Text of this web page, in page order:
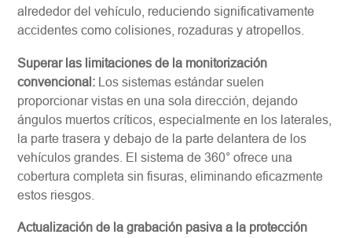
alrededor del vehículo, reduciendo significativamente
accidentes como colisiones, rozaduras y atropellos.
Superar las limitaciones de la monitorización
convencional: Los sistemas estándar suelen
proporcionar vistas en una sola dirección, dejando
ángulos muertos críticos, especialmente en los laterales,
la parte trasera y debajo de la parte delantera de los
vehículos grandes. El sistema de 360° ofrece una
cobertura completa sin fisuras, eliminando eficazmente
estos riesgos.
Actualización de la grabación pasiva a la protección